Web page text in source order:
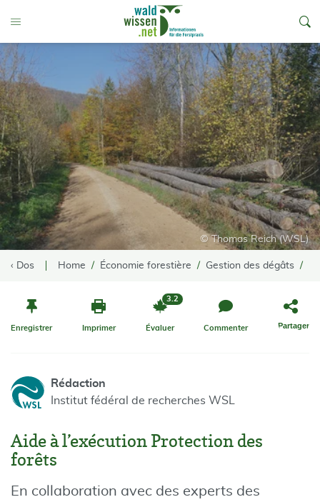
Toggle Menu
© Thomas Reich (WSL)
‹ Dos Home Économie forestière Gestion des dégâts
Enregistrer Imprimer Évaluer
3.2
Commenter Partager
Rédaction
Institut fédéral de recherches WSL
Aide à l’exécution Protection des
forêts
En collaboration avec des experts des